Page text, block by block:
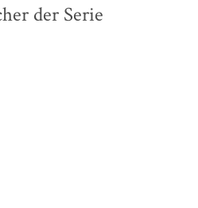
der Serie